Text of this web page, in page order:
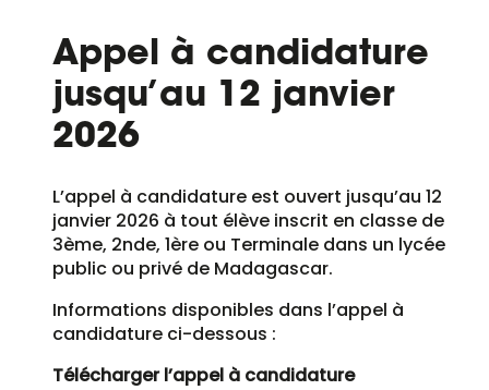
Appel à candidature
jusqu’au 12 janvier
2026
L’appel à candidature est ouvert jusqu’au 12
janvier 2026 à tout élève inscrit en classe de
3ème, 2nde, 1ère ou Terminale dans un lycée
public ou privé de Madagascar.
Informations disponibles dans l’appel à
candidature ci-dessous :
Télécharger l’appel à candidature